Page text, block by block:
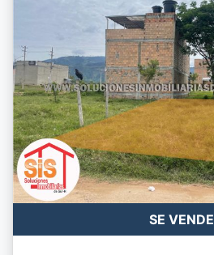
SE VENDE